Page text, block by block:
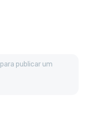
para publicar um